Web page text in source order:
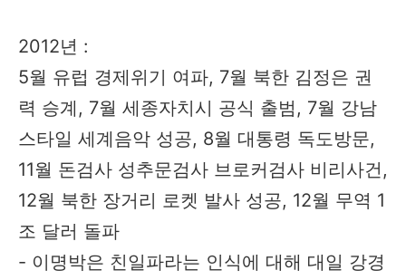
2012년 :
5월 유럽 경제위기 여파, 7월 북한 김정은 권
력 승계, 7월 세종자치시 공식 출범, 7월 강남
스타일 세계음악 성공, 8월 대통령 독도방문,
11월 돈검사 성추문검사 브로커검사 비리사건,
12월 북한 장거리 로켓 발사 성공, 12월 무역 1
조 달러 돌파
- 이명박은 친일파라는 인식에 대해 대일 강경